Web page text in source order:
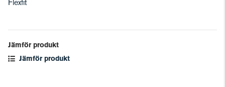
Flexfit
Jämför produkt
Jämför produkt